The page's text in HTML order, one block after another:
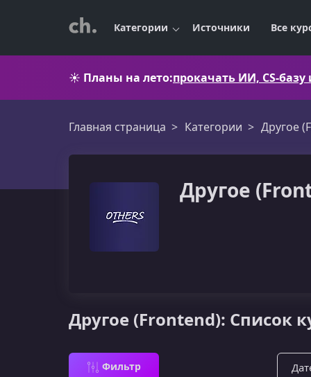
Категории Источники Все
☀️ Планы на лето:прокачать ИИ, CS-
Главная страница Категории Другое
Другое
Другое (Frontend): Список
Фильтр